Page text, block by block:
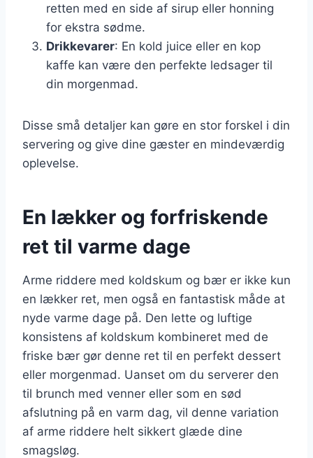
retten med en side af sirup eller honning
for ekstra sødme.
Drikkevarer: En kold juice eller en kop
kaffe kan være den perfekte ledsager til
din morgenmad.
Disse små detaljer kan gøre en stor forskel i din
servering og give dine gæster en mindeværdig
oplevelse.
En lækker og forfriskende
ret til varme dage
Arme riddere med koldskum og bær er ikke kun
en lækker ret, men også en fantastisk måde at
nyde varme dage på. Den lette og luftige
konsistens af koldskum kombineret med de
friske bær gør denne ret til en perfekt dessert
eller morgenmad. Uanset om du serverer den
til brunch med venner eller som en sød
afslutning på en varm dag, vil denne variation
af arme riddere helt sikkert glæde dine
smagsløg.